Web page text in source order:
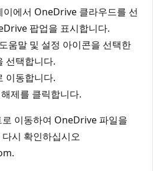
이에서 OneDrive 클라우드를 선
팝업을 표시합니다.
움말 및 설정 아이콘을 선택한
선택합니다.
이동합니다.
제를 클릭합니다.
이동하여 OneDrive 파일을
시 확인하십시오